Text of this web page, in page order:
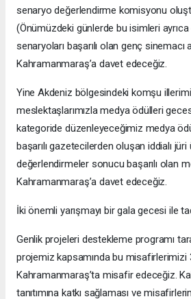
senaryo değerlendirme komisyonu
(Önümüzdeki günlerde bu isimleri ayrıca
senaryoları başarılı olan genç sinemacı
Kahramanmaraş’a davet edeceğiz.
Yine Akdeniz bölgesindeki komşu
meslektaşlarımızla medya ödülleri
kategoride düzenleyeceğimiz medya
başarılı gazetecilerden oluşan iddialı
değerlendirmeler sonucu başarılı olan
Kahramanmaraş’a davet edeceğiz.
İki önemli yarışmayı bir gala gecesi ile
Genlik projeleri destekleme programı
projemiz kapsamında bu misafirlerimizi
Kahramanmaraş’ta misafir edeceğiz.
tanıtımına katkı sağlaması ve